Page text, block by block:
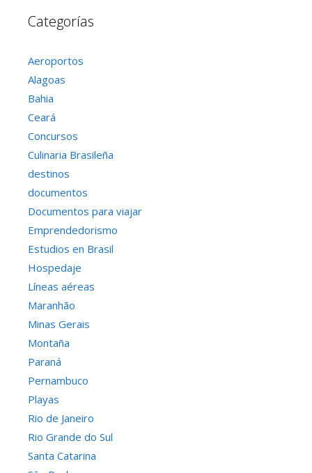
Categorías
Aeroportos
Alagoas
Bahia
Ceará
Concursos
Culinaria Brasileña
destinos
documentos
Documentos para viajar
Emprendedorismo
Estudios en Brasil
Hospedaje
Líneas aéreas
Maranhão
Minas Gerais
Montaña
Paraná
Pernambuco
Playas
Rio de Janeiro
Rio Grande do Sul
Santa Catarina